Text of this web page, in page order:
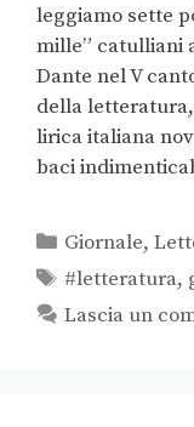
leggiamo sette
mille” catulliani
Dante nel V
della
lirica italiana
baci
Giornale,
#letteratura,
Lascia un